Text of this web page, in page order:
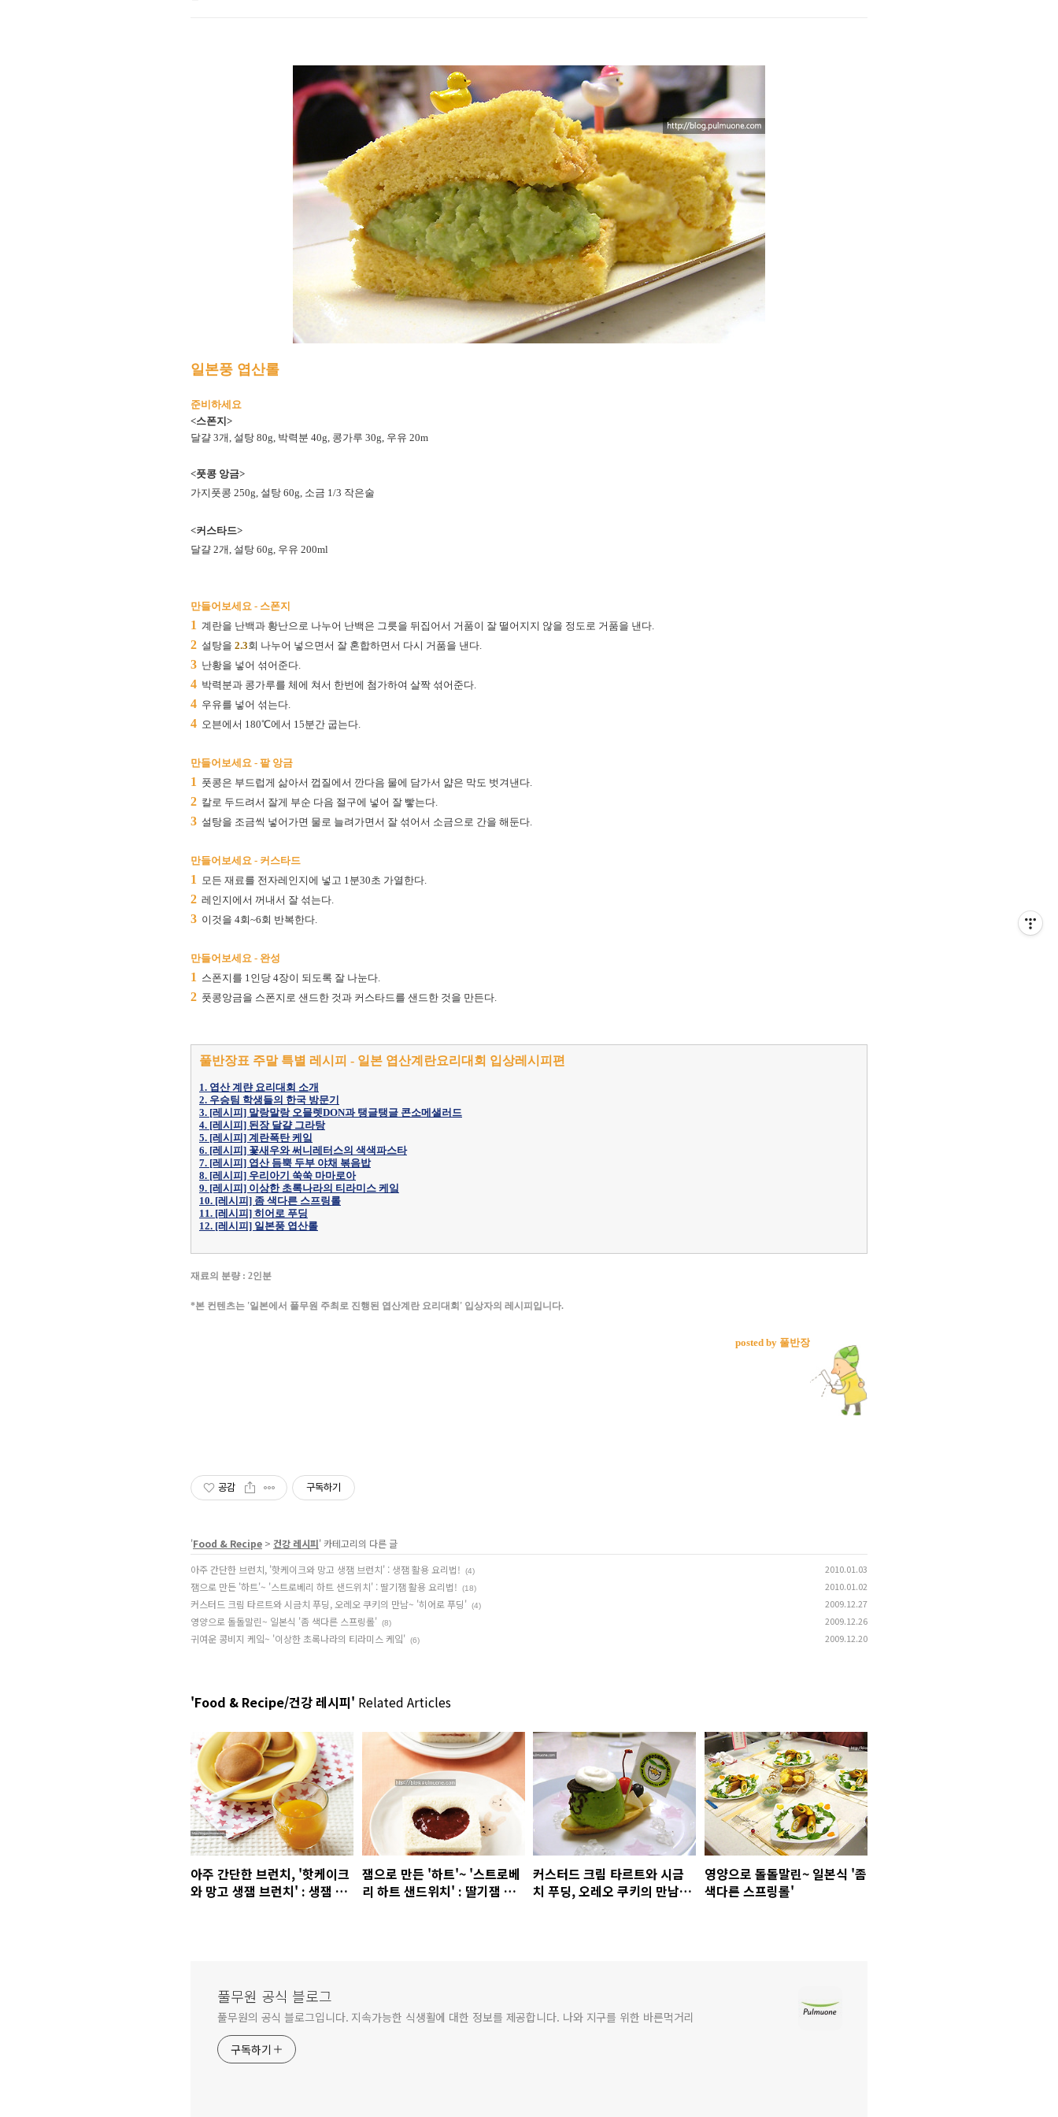
일본풍 엽산롤
준비하세요
<스폰지>
달걀 3개, 설탕 80g, 박력분 40g, 콩가루 30g, 우유 20m
<풋콩 앙금>
가지풋콩 250g, 설탕 60g, 소금 1/3 작은술
<커스타드>
달걀 2개, 설탕 60g, 우유 200ml
만들어보세요 - 스폰지
1 계란을 난백과 황난으로 나누어 난백은 그릇을 뒤집어서 거품이 잘 떨어지지 않을 정도로 거품을 낸다.
2 설탕을 2.3회 나누어 넣으면서 잘 혼합하면서 다시 거품을 낸다.
3 난황을 넣어 섞어준다.
4 박력분과 콩가루를 체에 쳐서 한번에 첨가하여 살짝 섞어준다.
4 우유를 넣어 섞는다.
4 오븐에서 180℃에서 15분간 굽는다.
만들어보세요 - 팥 앙금
1 풋콩은 부드럽게 삶아서 껍질에서 깐다음 물에 담가서 얇은 막도 벗겨낸다.
2 칼로 두드려서 잘게 부순 다음 절구에 넣어 잘 빻는다.
3 설탕을 조금씩 넣어가면 물로 늘려가면서 잘 섞어서 소금으로 간을 해둔다.
만들어보세요 - 커스타드
1 모든 재료를 전자레인지에 넣고 1분30초 가열한다.
2 레인지에서 꺼내서 잘 섞는다.
3 이것을 4회~6회 반복한다.
만들어보세요 - 완성
1 스폰지를 1인당 4장이 되도록 잘 나눈다.
2 풋콩앙금을 스폰지로 샌드한 것과 커스타드를 샌드한 것을 만든다.
풀반장표 주말 특별 레시피 - 일본 엽산계란요리대회 입상레시피편
1. 엽산 계랸 요리대회 소개
2. 우승팀 학생들의 한국 방문기
3. [레시피] 말랑말랑 오믈렛DON과 탱글탱글 콘소메샐러드
4. [레시피] 된장 달걀 그라탕
5. [레시피] 계란폭탄 케잌
6. [레시피] 꽃새우와 써니레터스의 색색파스타
7. [레시피] 엽산 듬뿍 두부 야채 볶음밥
8. [레시피] 우리아기 쑥쑥 마마로아
9. [레시피] 이상한 초록나라의 티라미스 케잌
10. [레시피] 좀 색다른 스프링롤
11. [레시피] 히어로 푸딩
12. [레시피] 일본풍 엽산롤
재료의 분량 : 2인분
*본 컨텐츠는 '일본에서 풀무원 주최로 진행된 엽산계란 요리대회' 입상자의 레시피입니다.
posted by 풀반장
공감 구독하기
'Food & Recipe > 건강 레시피' 카테고리의 다른 글
아주 간단한 브런치, '핫케이크와 망고 생잼 브런치' : 생잼 활용 요리법!
(4) 2010.01.03
잼으로 만든 '하트'~ '스트로베리 하트 샌드위치' : 딸기잼 활용 요리법! (18) 2010.01.02
커스터드 크림 타르트와 시금치 푸딩, 오레오 쿠키의 만남~ '히어로 푸딩' (4) 2009.12.27
영양으로 돌돌말린~ 일본식 '좀 색다른 스프링롤' (8) 2009.12.26
귀여운 콩비지 케잌~ '이상한 초록나라의 티라미스 케잌' (6) 2009.12.20
'Food & Recipe/건강 레시피' Related Articles
아주 간단한 브런치, '핫케이크
와 망고 생잼 브런치' : 생잼 활
잼으로 만든 '하트'~ '스트로베
리 하트 샌드위치' : 딸기잼 활
커스터드 크림 타르트와 시금
치 푸딩, 오레오 쿠키의 만남~
영양으로 돌돌말린~ 일본식 '좀
색다른 스프링롤'
풀무원 공식 블로그
풀무원의 공식 블로그입니다. 지속가능한 식생활에 대한 정보를 제공합니다. 나와 지구를 위한 바른먹거리
구독하기